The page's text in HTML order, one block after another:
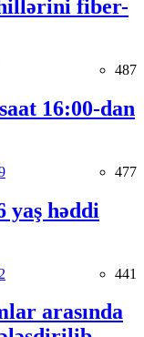
fiber-
487
16:00-dan
477
yaş həddi
441
arasında